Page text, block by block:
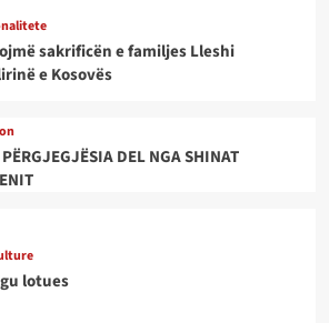
sakrificën e familjes Lleshi
e Kosovës
DEL NGA SHINAT
lotues